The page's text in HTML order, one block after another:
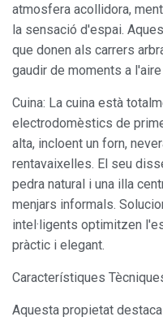
atmosfera acollidora,
la sensació d'espai.
que donen als carrers
gaudir de moments a
Cuina: La cuina està
electrodomèstics de
alta, incloent un forn,
rentavaixelles. El seu
pedra natural i una illa
menjars informals.
intel·ligents optimitzen
pràctic i elegant.
Característiques
Aquesta propietat
Modificar
Tècniques i funcionals
Aquest lloc web utilitza
informació amb la
Si continua navegant,
de les mateixes. L'usuari
instal·lades al disc dur,
compte que aquesta